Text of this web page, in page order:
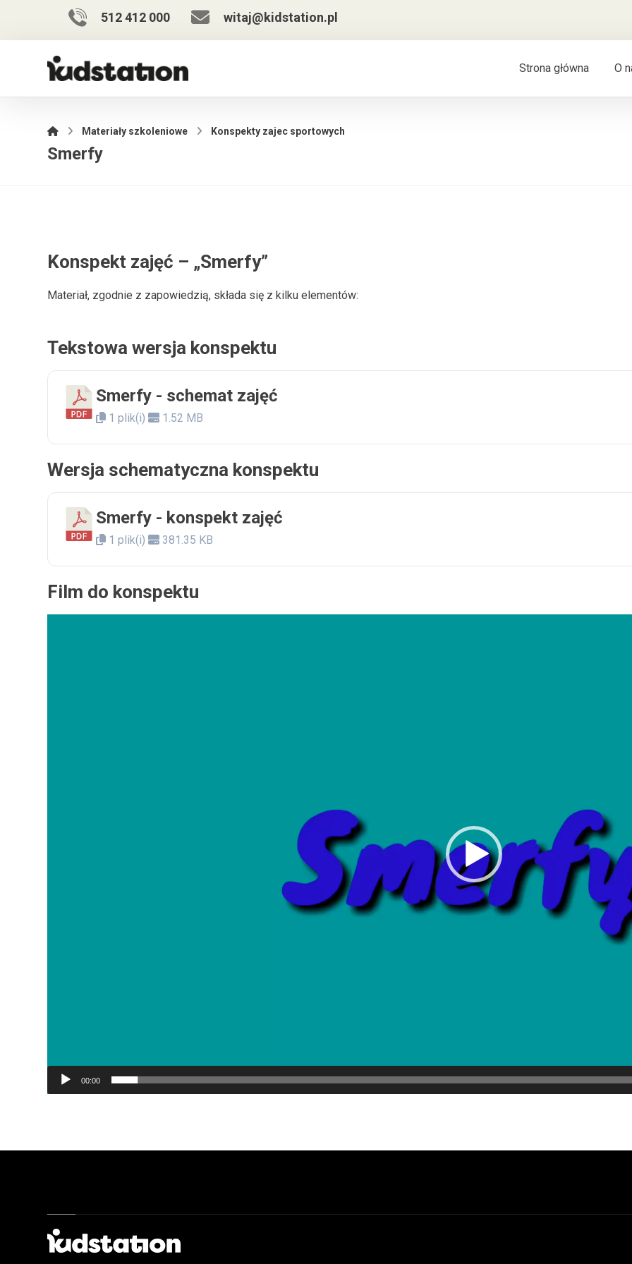
512 412 000 witaj@kidstation.pl
Strona główna O
Materiały szkoleniowe Konspekty zajec sportowych
Smerfy
Konspekt zajęć – „Smerfy”
Materiał, zgodnie z zapowiedzią, składa się z kilku elementów:
Tekstowa wersja konspektu
Smerfy - schemat zajęć
1 plik(i) 1.52 MB
Wersja schematyczna konspektu
Smerfy - konspekt zajęć
1 plik(i) 381.35 KB
Film do konspektu
00:00